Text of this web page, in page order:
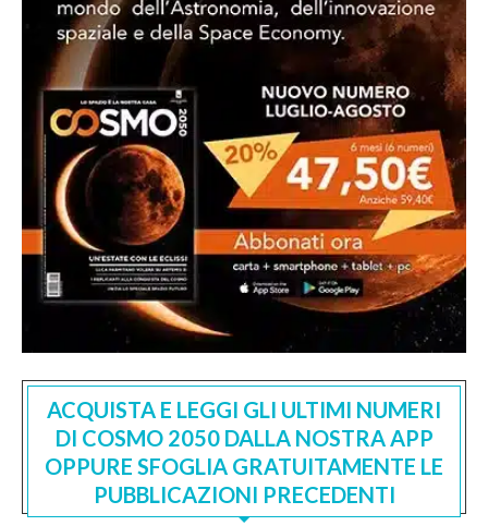
ACQUISTA E LEGGI GLI ULTIMI NUMERI
DI COSMO 2050 DALLA NOSTRA APP
OPPURE SFOGLIA GRATUITAMENTE LE
PUBBLICAZIONI PRECEDENTI